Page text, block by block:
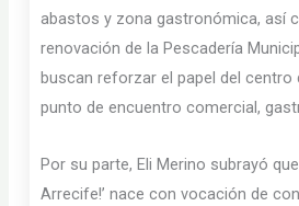
abastos y zona gastronómica, así
renovación de la Pescadería
buscan reforzar el papel del
punto de encuentro comercial,
Por su parte, Eli Merino subrayó que
Arrecife!’ nace con vocación de